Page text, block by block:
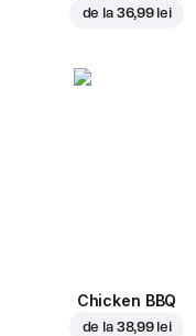
de la 36,99 lei
Chicken BBQ
de la 38,99 lei